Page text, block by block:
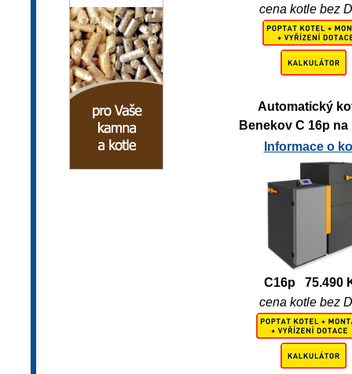
cena kotle bez
Automatický
Benekov C 16p na
Informace o
C16p 75.490
cena kotle bez